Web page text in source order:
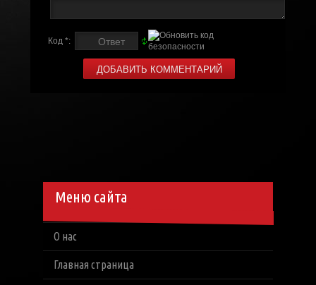
Код *:
Меню сайта
О нас
Главная страница